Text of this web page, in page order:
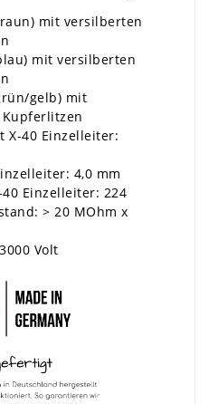
mit versilberten
mit versilberten
gelb) mit
Kupferlitzen
X-40 Einzelleiter:
4,0 mm
Einzelleiter: 224
> 20 MOhm x
Volt